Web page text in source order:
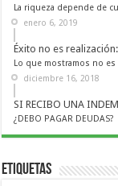
La riqueza depende de
enero 6, 2019
Éxito no es
Lo que mostramos no
diciembre 16, 2018
SI RECIBO UNA
¿DEBO PAGAR DEUDAS?
Etiquetas